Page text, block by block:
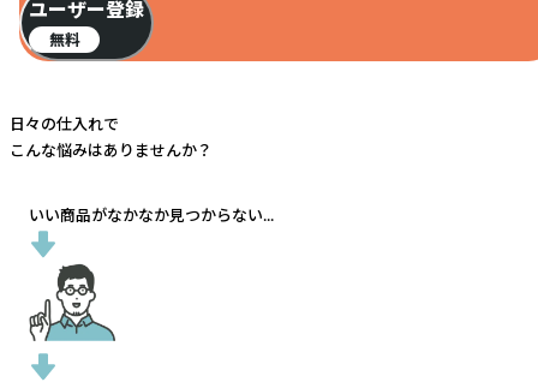
ユーザー登録
無料
日々の仕入れで
こんな悩みはありませんか？
いい商品がなかなか見つからない...